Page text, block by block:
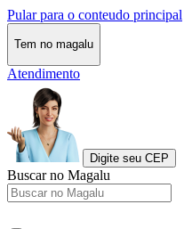
Pular para o conteudo principal
Tem no magalu
Atendimento
Digite seu CEP
Buscar no Magalu